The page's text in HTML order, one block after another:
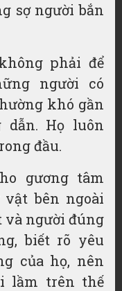
sợ người bắn
phải để
người có
khó gần
Họ luôn
đầu.
gương tâm
vật bên ngoài
và người đúng
biết rõ yêu
của họ, nên
lầm trên thế